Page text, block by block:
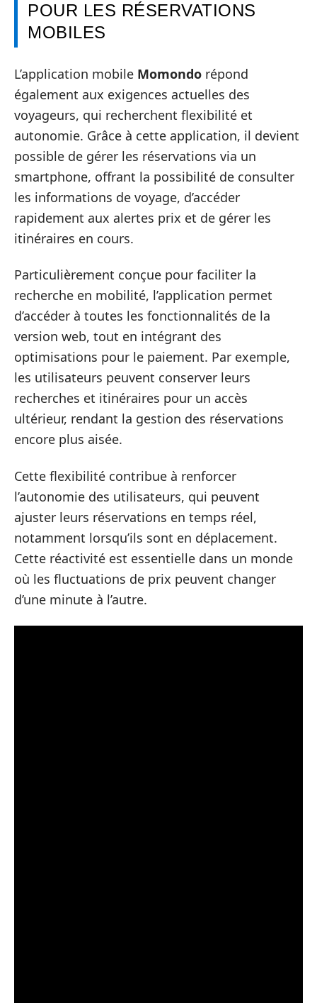
POUR LES RÉSERVATIONS
MOBILES
L’application mobile Momondo répond
également aux exigences actuelles des
voyageurs, qui recherchent flexibilité et
autonomie. Grâce à cette application, il devient
possible de gérer les réservations via un
smartphone, offrant la possibilité de consulter
les informations de voyage, d’accéder
rapidement aux alertes prix et de gérer les
itinéraires en cours.
Particulièrement conçue pour faciliter la
recherche en mobilité, l’application permet
d’accéder à toutes les fonctionnalités de la
version web, tout en intégrant des
optimisations pour le paiement. Par exemple,
les utilisateurs peuvent conserver leurs
recherches et itinéraires pour un accès
ultérieur, rendant la gestion des réservations
encore plus aisée.
Cette flexibilité contribue à renforcer
l’autonomie des utilisateurs, qui peuvent
ajuster leurs réservations en temps réel,
notamment lorsqu’ils sont en déplacement.
Cette réactivité est essentielle dans un monde
où les fluctuations de prix peuvent changer
d’une minute à l’autre.